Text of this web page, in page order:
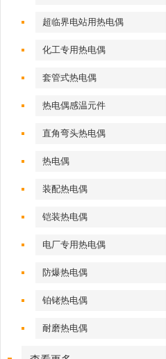
超临界电站用热电偶
化工专用热电偶
套管式热电偶
热电偶感温元件
直角弯头热电偶
热电偶
装配热电偶
铠装热电偶
电厂专用热电偶
防爆热电偶
铂铑热电偶
耐磨热电偶